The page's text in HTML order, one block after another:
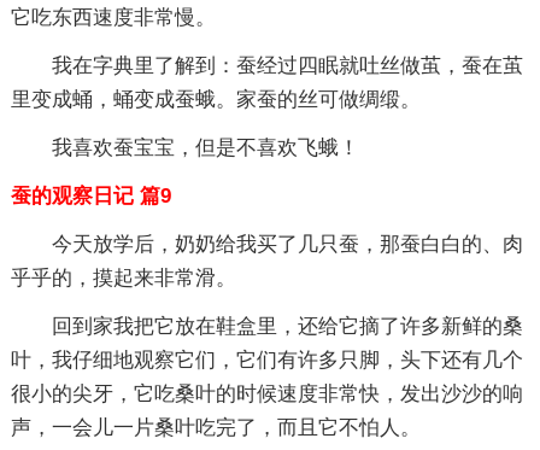
它吃东西速度非常慢。
我在字典里了解到：蚕经过四眠就吐丝做茧，蚕在茧
里变成蛹，蛹变成蚕蛾。家蚕的丝可做绸缎。
我喜欢蚕宝宝，但是不喜欢飞蛾！
蚕的观察日记 篇9
今天放学后，奶奶给我买了几只蚕，那蚕白白的、肉
乎乎的，摸起来非常滑。
回到家我把它放在鞋盒里，还给它摘了许多新鲜的桑
叶，我仔细地观察它们，它们有许多只脚，头下还有几个
很小的尖牙，它吃桑叶的时候速度非常快，发出沙沙的响
声，一会儿一片桑叶吃完了，而且它不怕人。